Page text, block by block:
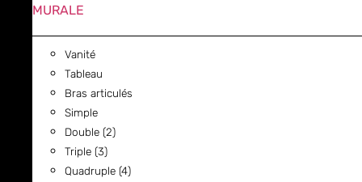
MURALE
Vanité
Tableau
Bras articulés
Simple
Double (2)
Triple (3)
Quadruple (4)